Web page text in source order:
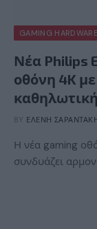
GAMING HARDWARE
Νέα Philips
οθόνη 4K
BY ΕΛΈΝΗ
Η νέα gaming
συνδυάζει